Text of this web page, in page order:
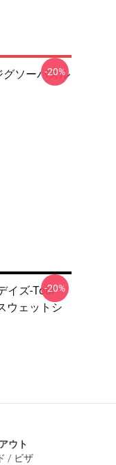
グソーパズル
-20%
イズ-Tool
ウェットシ
-20%
ウト
/ ビザ